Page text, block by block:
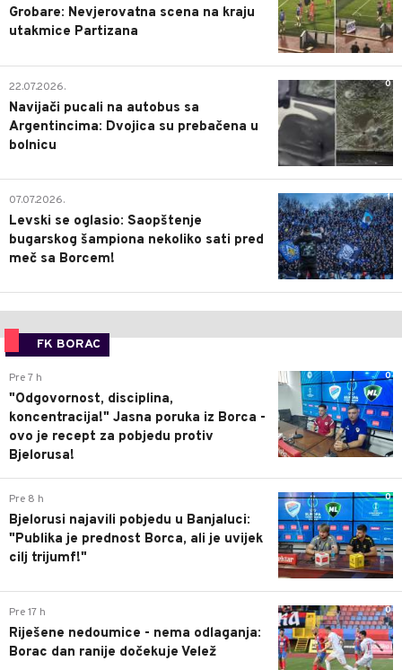
Grobare: Nevjerovatna scena na kraju
utakmice Partizana
0
22.07.2026.
Navijači pucali na autobus sa
Argentincima: Dvojica su prebačena u
bolnicu
1
07.07.2026.
Levski se oglasio: Saopštenje
bugarskog šampiona nekoliko sati pred
meč sa Borcem!
FK BORAC
0
Pre 7 h
"Odgovornost, disciplina,
koncentracija!" Jasna poruka iz Borca -
ovo je recept za pobjedu protiv
Bjelorusa!
0
Pre 8 h
Bjelorusi najavili pobjedu u Banjaluci:
"Publika je prednost Borca, ali je uvijek
cilj trijumf!"
0
Pre 17 h
Riješene nedoumice - nema odlaganja:
Borac dan ranije dočekuje Velež